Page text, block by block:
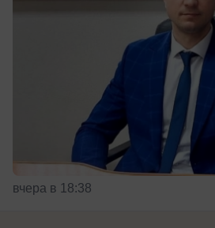
вчера в 18:38